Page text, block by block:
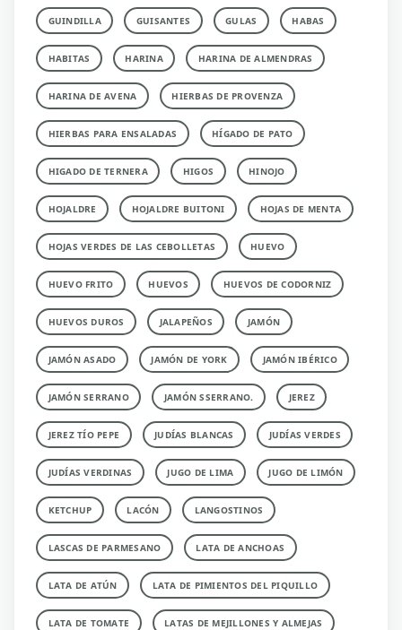
GUINDILLA GUISANTES GULAS HABAS
HABITAS HARINA HARINA DE ALMENDRAS
HARINA DE AVENA HIERBAS DE PROVENZA
HIERBAS PARA ENSALADAS HÍGADO DE PATO
HIGADO DE TERNERA HIGOS HINOJO
HOJALDRE HOJALDRE BUITONI HOJAS DE MENTA
HOJAS VERDES DE LAS CEBOLLETAS HUEVO
HUEVO FRITO HUEVOS HUEVOS DE CODORNIZ
HUEVOS DUROS JALAPEÑOS JAMÓN
JAMÓN ASADO JAMÓN DE YORK JAMÓN IBÉRICO
JAMÓN SERRANO JAMÓN SSERRANO. JEREZ
JEREZ TÍO PEPE JUDÍAS BLANCAS JUDÍAS VERDES
JUDÍAS VERDINAS JUGO DE LIMA JUGO DE LIMÓN
KETCHUP LACÓN LANGOSTINOS
LASCAS DE PARMESANO LATA DE ANCHOAS
LATA DE ATÚN LATA DE PIMIENTOS DEL PIQUILLO
LATA DE TOMATE LATAS DE MEJILLONES Y ALMEJAS